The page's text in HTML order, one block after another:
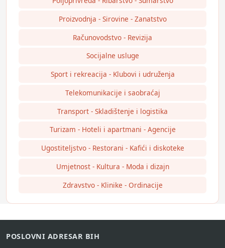
Proizvodnja - Sirovine - Zanatstvo
Računovodstvo - Revizija
Socijalne usluge
Sport i rekreacija - Klubovi i udruženja
Telekomunikacije i saobraćaj
Transport - Skladištenje i logistika
Turizam - Hoteli i apartmani - Agencije
Ugostiteljstvo - Restorani - Kafići i diskoteke
Umjetnost - Kultura - Moda i dizajn
Zdravstvo - Klinike - Ordinacije
POSLOVNI ADRESAR BIH